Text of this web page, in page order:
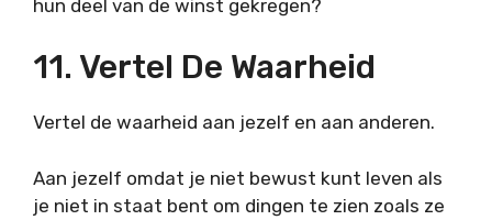
hun deel van de winst gekregen?
11. Vertel De Waarheid
Vertel de waarheid aan jezelf en aan anderen.
Aan jezelf omdat je niet bewust kunt leven als
je niet in staat bent om dingen te zien zoals ze